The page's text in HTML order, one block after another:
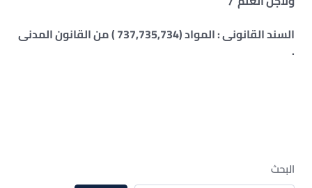
السند القانونى : المواد (737,735,734 ) من القانون المدنى
.
البحث